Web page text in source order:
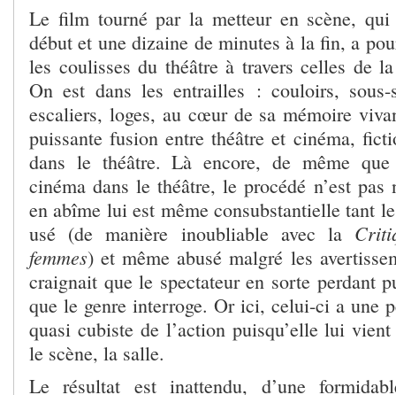
Le film tourné par la metteur en scène,
début et une dizaine de minutes à la fin, a
les coulisses du théâtre à travers celles de
On est dans les entrailles : couloirs, sous-
escaliers, loges, au cœur de sa mémoire
puissante fusion entre théâtre et cinéma,
dans le théâtre. Là encore, de même
cinéma dans le théâtre, le procédé n’est
en abîme lui est même consubstantielle tant
usé (de manière inoubliable avec la
femmes) et même abusé malgré les
craignait que le spectateur en sorte perdant
que le genre interroge. Or ici, celui-ci a une
quasi cubiste de l’action puisqu’elle lui
le scène, la salle.
Le résultat est inattendu, d’une